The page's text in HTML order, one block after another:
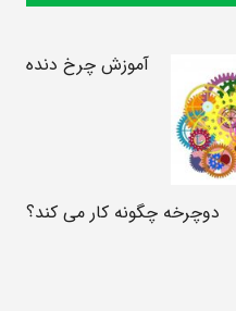
آموزش چرخ دنده
دوچرخه چگونه کار می کند؟